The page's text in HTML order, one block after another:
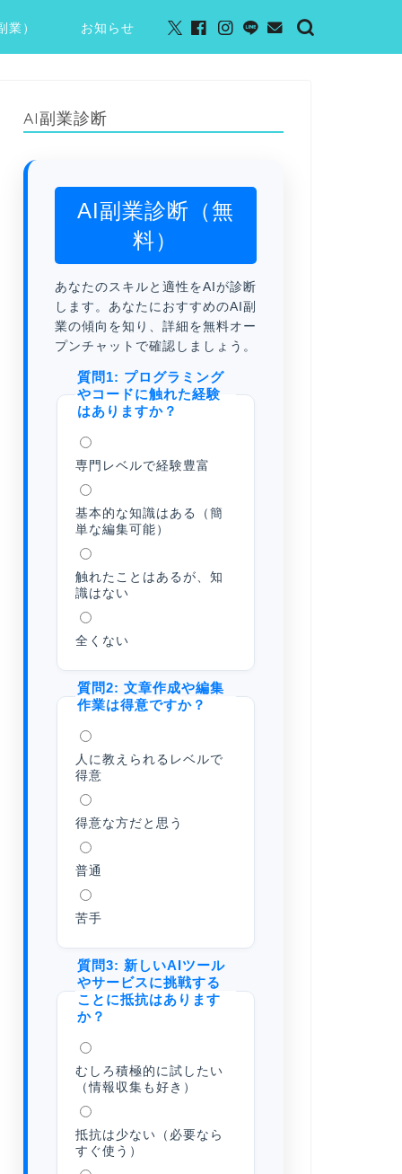
業） お知らせ
AI副業診断
AI副業診断（無
料）
あなたのスキルと適性をAIが診断
します。あなたにおすすめのAI副
業の傾向を知り、詳細を無料オー
プンチャットで確認しましょう。
質問1: プログラミング
やコードに触れた経験
はありますか？
専門レベルで経験豊富
基本的な知識はある（簡
単な編集可能）
触れたことはあるが、知
識はない
全くない
質問2: 文章作成や編集
作業は得意ですか？
人に教えられるレベルで
得意
得意な方だと思う
普通
苦手
質問3: 新しいAIツール
やサービスに挑戦する
ことに抵抗はあります
か？
むしろ積極的に試したい
（情報収集も好き）
抵抗は少ない（必要なら
すぐ使う）